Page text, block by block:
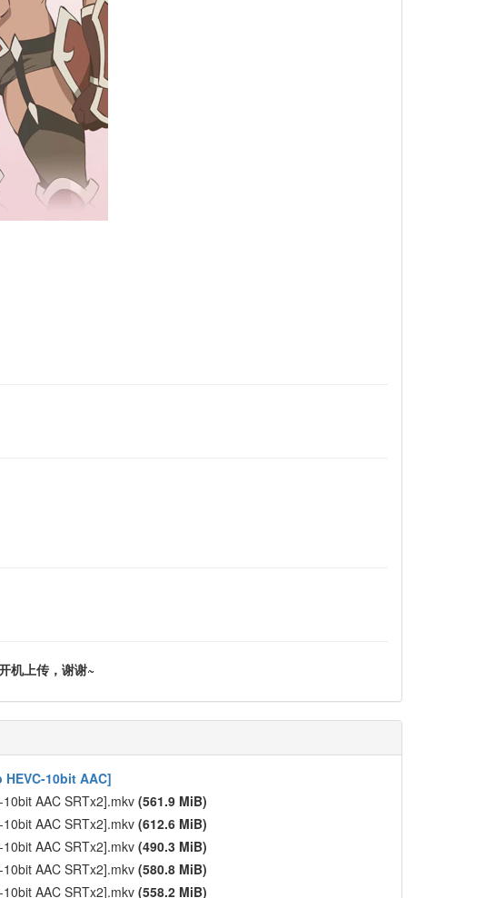
机上传，谢谢~
10bit AAC]
AAC SRTx2].mkv (561.9 MiB)
AAC SRTx2].mkv (612.6 MiB)
AAC SRTx2].mkv (490.3 MiB)
AAC SRTx2].mkv (580.8 MiB)
AAC SRTx2].mkv (558.2 MiB)